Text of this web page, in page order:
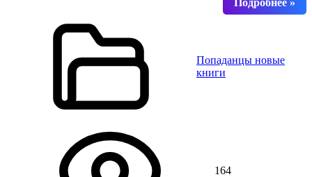
Попаданцы новые
книги
164